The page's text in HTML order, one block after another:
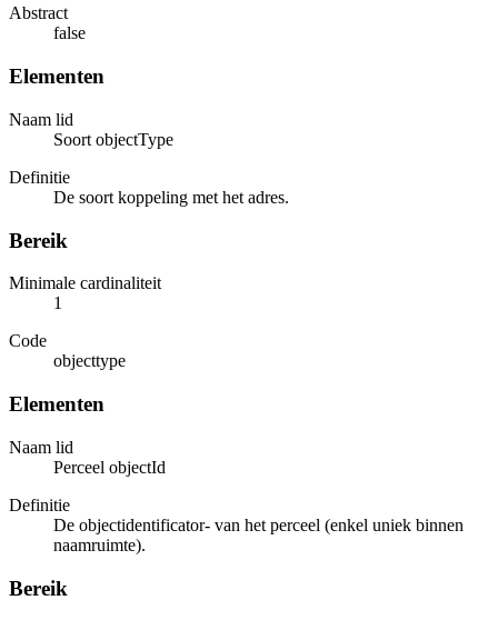
Abstract
false
Elementen
Naam lid
Soort objectType
Definitie
De soort koppeling met het adres.
Bereik
Minimale cardinaliteit
1
Code
objecttype
Elementen
Naam lid
Perceel objectId
Definitie
De objectidentificator- van het perceel (enkel uniek binnen
naamruimte).
Bereik